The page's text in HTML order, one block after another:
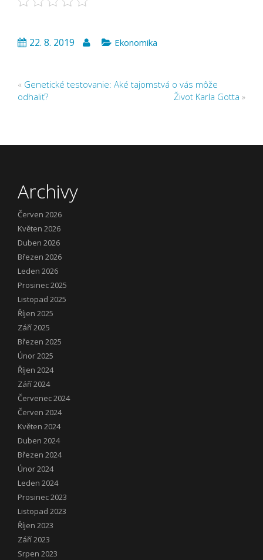
22. 8. 2019 Ekonomika
« Genetické testovanie: Aké tajomstvá o vás môže
odhaliť?
Život Karla Gotta »
Archivy
Červen 2026
Květen 2026
Duben 2026
Březen 2026
Leden 2026
Prosinec 2025
Listopad 2025
Říjen 2025
Září 2025
Březen 2025
Únor 2025
Říjen 2024
Září 2024
Červenec 2024
Červen 2024
Květen 2024
Duben 2024
Březen 2024
Únor 2024
Leden 2024
Prosinec 2023
Listopad 2023
Říjen 2023
Září 2023
Srpen 2023